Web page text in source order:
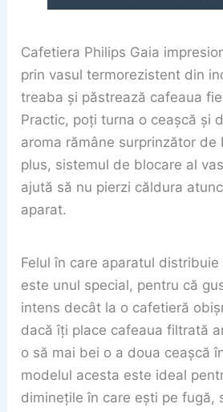
Cafetiera Philips Gaia
prin vasul termorezistent din
treaba și păstrează cafeaua
Practic, poți turna o ceașcă și
aroma rămâne surprinzător de
plus, sistemul de blocare al
ajută să nu pierzi căldura
aparat.
Felul în care aparatul
este unul special, pentru că
intens decât la o cafetieră
dacă îți place cafeaua filtrată
o să mai bei o a doua ceașcă
modelul acesta este ideal
diminețile în care ești pe fugă,